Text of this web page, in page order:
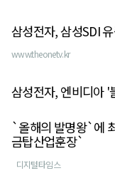
삼성전자, 삼성SDI
www.theonetv.kr
삼성전자, 엔비디아 '
`올해의 발명왕`에
금탑산업훈장`
디지털타임스